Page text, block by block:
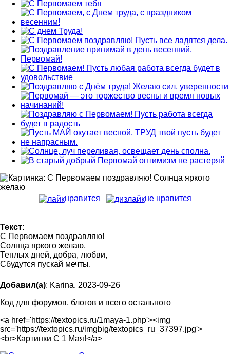
нравится не нравится
Текст:
С Первомаем поздравляю!
Солнца яркого желаю,
Теплых дней, добра, любви,
Сбудутся пускай мечты.
Добавил(а): Karina. 2023-09-26
Код для форумов, блогов и всего остального
<a href='https://textopics.ru/1maya-1.php'><img
src='https://textopics.ru/imgbig/textopics_ru_37397.jpg'>
<br>Картинки С 1 Мая!</a>